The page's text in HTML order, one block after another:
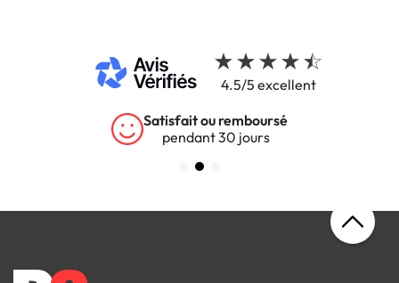
4.5/5 excellent
Satisfait ou remboursé
pendant 30 jours